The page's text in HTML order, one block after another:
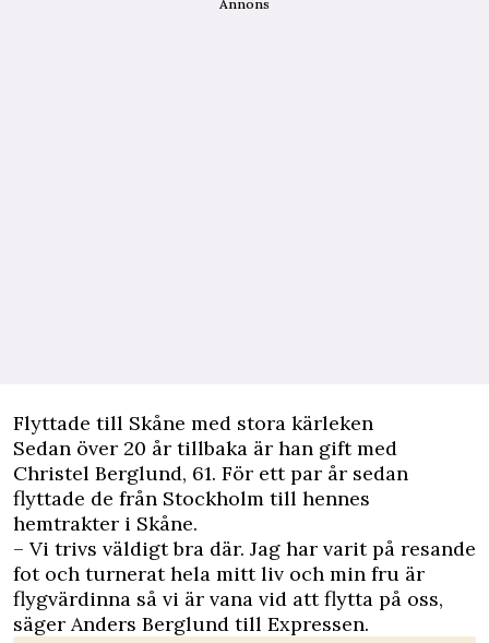
Annons
Flyttade till Skåne med stora kärleken
Sedan över 20 år tillbaka är han gift med
Christel Berglund, 61. För ett par år sedan
flyttade de från Stockholm till hennes
hemtrakter i Skåne.
– Vi trivs väldigt bra där. Jag har varit på resande
fot och turnerat hela mitt liv och min fru är
flygvärdinna så vi är vana vid att flytta på oss,
säger Anders Berglund till Expressen.